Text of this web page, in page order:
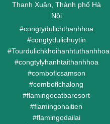
Thanh Xuân, Thành phố Hà
Nội
#congtydulichthanhhoa
#congtydulichuytin
#Tourdulichkhoihanhtuthanhhoa
#congtylyhanhtaithanhhoa
#comboflcsamson
#comboflchalong
#flamingocatbaresort
#flamingohaitien
#flamingodailai